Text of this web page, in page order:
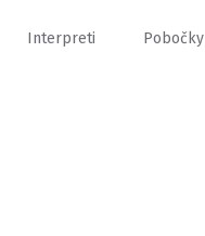
Interpreti Pobočky